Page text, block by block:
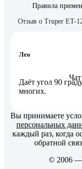
Отзыв о Truper ET-
Лео
Даёт угол 90
многих.
Правила
Вы принимаете
персональных
каждый раз, когда
обратной
© 2006 —